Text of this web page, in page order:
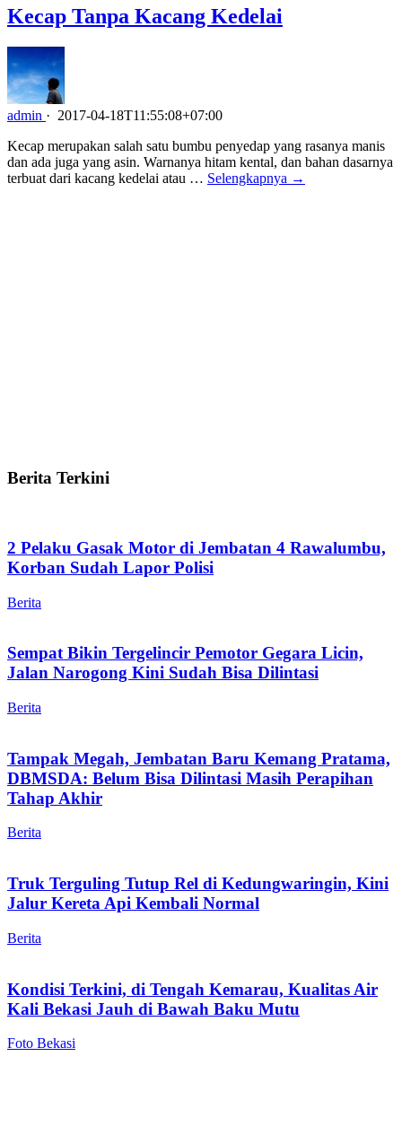
Kecap Tanpa Kacang Kedelai
admin · 2017-04-18T11:55:08+07:00
Kecap merupakan salah satu bumbu penyedap yang rasanya manis
dan ada juga yang asin. Warnanya hitam kental, dan bahan dasarnya
terbuat dari kacang kedelai atau … Selengkapnya →
Berita Terkini
2 Pelaku Gasak Motor di Jembatan 4 Rawalumbu,
Korban Sudah Lapor Polisi
Berita
Sempat Bikin Tergelincir Pemotor Gegara Licin,
Jalan Narogong Kini Sudah Bisa Dilintasi
Berita
Tampak Megah, Jembatan Baru Kemang Pratama,
DBMSDA: Belum Bisa Dilintasi Masih Perapihan
Tahap Akhir
Berita
Truk Terguling Tutup Rel di Kedungwaringin, Kini
Jalur Kereta Api Kembali Normal
Berita
Kondisi Terkini, di Tengah Kemarau, Kualitas Air
Kali Bekasi Jauh di Bawah Baku Mutu
Foto Bekasi